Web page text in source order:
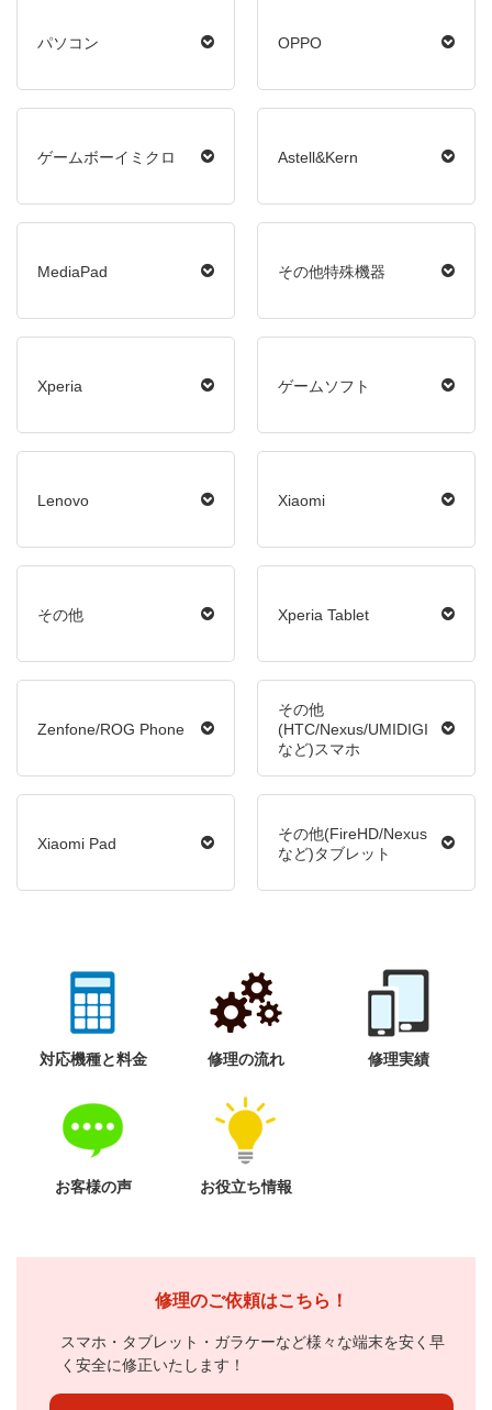
パソコン OPPO
ゲームボーイミクロ Astell&Kern
MediaPad その他特殊機器
Xperia ゲームソフト
Lenovo Xiaomi
その他 Xperia Tablet
Zenfone/ROG Phone
その他
(HTC/Nexus/UMIDIGI
など)スマホ
Xiaomi Pad
その他(FireHD/Nexus
など)タブレット
対応機種と料金 修理の流れ 修理実績
お客様の声 お役立ち情報
修理のご依頼はこちら！
スマホ・タブレット・ガラケーなど様々な端末を安く早
く安全に修正いたします！